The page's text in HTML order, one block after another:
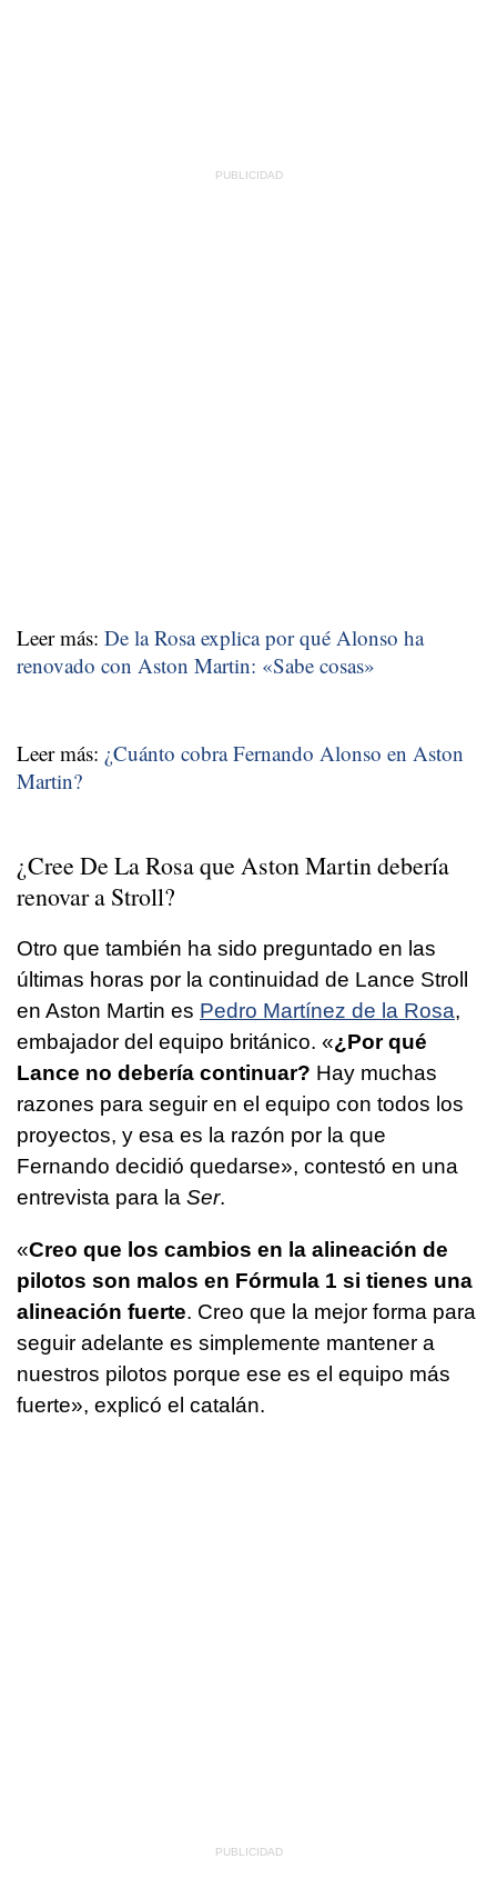
Leer más: De la Rosa explica por qué Alonso ha
renovado con Aston Martin: «Sabe cosas»
Leer más: ¿Cuánto cobra Fernando Alonso en Aston
Martin?
¿Cree De La Rosa que Aston Martin debería
renovar a Stroll?
Otro que también ha sido preguntado en las
últimas horas por la continuidad de Lance Stroll
en Aston Martin es Pedro Martínez de la Rosa,
embajador del equipo británico. «¿Por qué
Lance no debería continuar? Hay muchas
razones para seguir en el equipo con todos los
proyectos, y esa es la razón por la que
Fernando decidió quedarse», contestó en una
entrevista para la Ser.
«Creo que los cambios en la alineación de
pilotos son malos en Fórmula 1 si tienes una
alineación fuerte. Creo que la mejor forma para
seguir adelante es simplemente mantener a
nuestros pilotos porque ese es el equipo más
fuerte», explicó el catalán.